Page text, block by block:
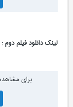
لینک دانلود فیلم دوم :
برای مشاهده